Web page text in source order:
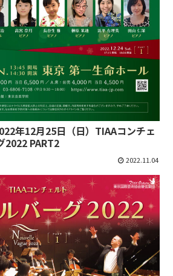
年12月25日（日）TIAAコンチェ
2022 PART2
2022.11.04